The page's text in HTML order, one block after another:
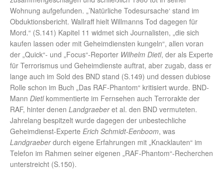
Wohnung aufgefunden. „’Natürliche Todesursache‘ stand im
Obduktionsbericht. Wallraff hielt Willmanns Tod dagegen für
Mord.“ (S.141) Kapitel 11 widmet sich Journalisten, „die sich
kaufen lassen oder mit Geheimdiensten kungeln“, allen voran
der „Quick“- und „Focus“-Reporter Wilhelm Dietl, der als Experte
für Terrorismus und Geheimdienste auftrat, aber zugab, dass er
lange auch im Sold des BND stand (S.149) und dessen dubiose
Rolle schon im Buch „Das RAF-Phantom“ kritisiert wurde. BND-
Mann Dietlkommentierte im Fernsehen auch Terrorakte der
RAF, hinter denen Landgraeberet al. den BND vermuteten.
Jahrelang bespitzelt wurde dagegen der unbestechliche
Geheimdienst-Experte Erich Schmidt-Eenboom, was
Landgraeberdurch eigene Erfahrungen mit „Knacklauten“ im
Telefon im Rahmen seiner eigenen „RAF-Phantom“-Recherchen
unterstreicht (S.150).